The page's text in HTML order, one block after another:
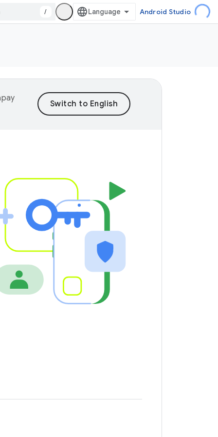
/ Android Studio